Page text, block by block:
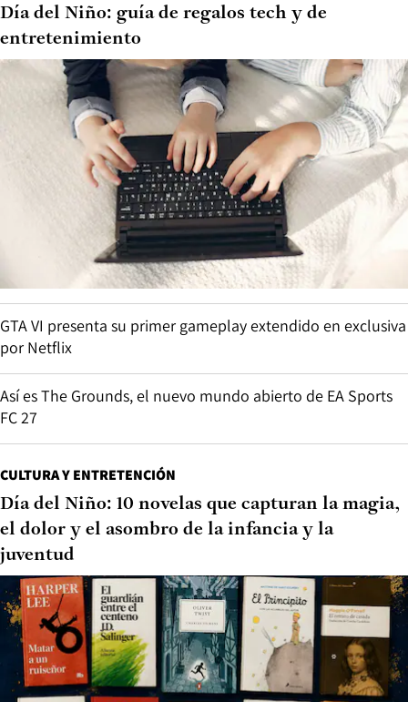
Día del Niño: guía de regalos tech y de
entretenimiento
GTA VI presenta su primer gameplay extendido en exclusiva
por Netflix
Así es The Grounds, el nuevo mundo abierto de EA Sports
FC 27
CULTURA Y ENTRETENCIÓN
Día del Niño: 10 novelas que capturan la magia,
el dolor y el asombro de la infancia y la
juventud